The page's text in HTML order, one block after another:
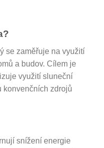
se zaměřuje na využití
a budov. Cílem je
využití sluneční
konvenčních zdrojů
snížení energie